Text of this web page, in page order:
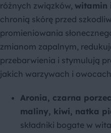
różnych związków, witamin
chronią skórę przed
promieniowania
zmianom zapalnym,
przebarwienia i stymulują
jakich warzywach i
Aronia, czarna
maliny, kiwi, natka
składniki bogate w